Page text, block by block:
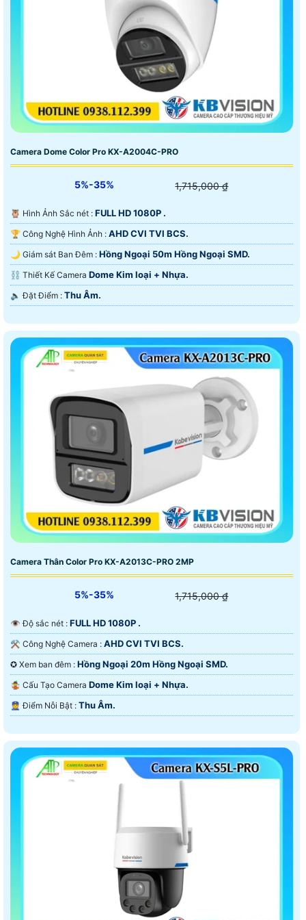
Camera Dome Color Pro KX-A2004C-PRO
5%-35% 1,715,000 ₫
🦉 Hình Ảnh Sắc nét : FULL HD 1080P .
🏆 Công Nghệ Hình Ảnh : AHD CVI TVI BCS.
🌙 Giám sát Ban Đêm : Hồng Ngoại 50m Hồng Ngoại SMD.
⛓ Thiết Kế Camera Dome Kim loại + Nhựa.
️🔈 Đặt Điểm : Thu Âm.
Camera Thân Color Pro KX-A2013C-PRO 2MP
5%-35% 1,715,000 ₫
👁 Độ sắc nét : FULL HD 1080P .
⚒ Công Nghệ Camera : AHD CVI TVI BCS.
✪ Xem ban đêm : Hồng Ngoại 20m Hồng Ngoại SMD.
🤹 Cấu Tạo Camera Dome Kim loại + Nhựa.
️👮 Điểm Nỗi Bật : Thu Âm.